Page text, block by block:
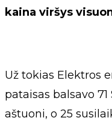
kaina viršys
Už tokias Elektros
pataisas balsavo
aštuoni, o 25